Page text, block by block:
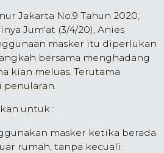
Jakarta No.9 Tahun 2020,
Jum'at (3/4/20), Anies
masker itu diperlukan
bersama menghadang
kian meluas. Terutama
untuk :
masker ketika berada
rumah, tanpa kecuali.